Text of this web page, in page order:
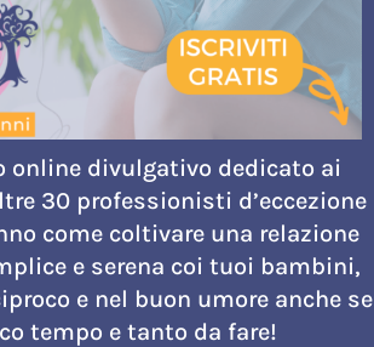
online divulgativo dedicato ai
30 professionisti d’eccezione
come coltivare una relazione
e serena coi tuoi bambini,
e nel buon umore anche se
tempo e tanto da fare!